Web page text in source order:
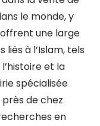
le monde, y
une large
liés à l’Islam, tels
et la
spécialisée
de chez
en